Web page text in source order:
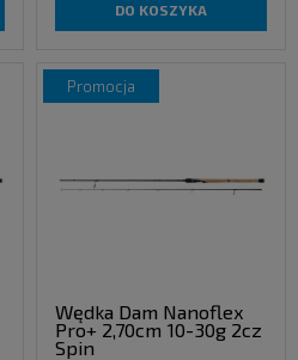
DO KOSZYKA
Wędka Dam Nanoflex
Pro+ 2,70cm 10-30g 2cz
Spin
promocja